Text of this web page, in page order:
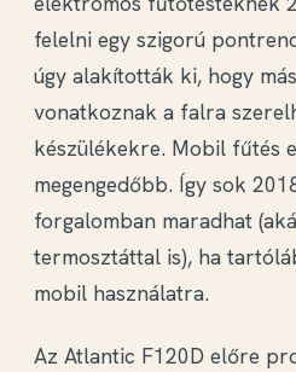
felelni egy szigorú
úgy alakították ki, hogy
vonatkoznak a falra
készülékekre. Mobil fűtés
megengedőbb. Így sok
forgalomban maradhat
termosztáttal is), ha
mobil használatra.
Az Atlantic F120D előre